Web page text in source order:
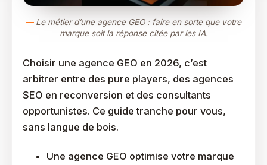
Le métier d’une agence GEO : faire en sorte que votre
marque soit la réponse citée par les IA.
Choisir une agence GEO en 2026, c’est
arbitrer entre des pure players, des agences
SEO en reconversion et des consultants
opportunistes. Ce guide tranche pour vous,
sans langue de bois.
Une agence GEO optimise votre marque